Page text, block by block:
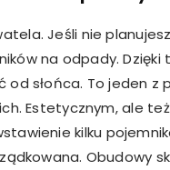
Jeśli nie
na odpady.
słońca. To jeden
Estetycznym, ale
kilku
Obudowy